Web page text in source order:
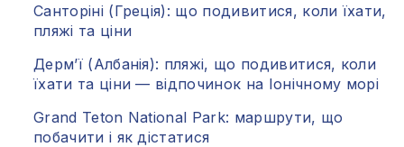
Санторіні (Греція): що подивитися, коли їхати,
пляжі та ціни
Дерм’ї (Албанія): пляжі, що подивитися, коли
їхати та ціни — відпочинок на Іонічному морі
Grand Teton National Park: маршрути, що
побачити і як дістатися